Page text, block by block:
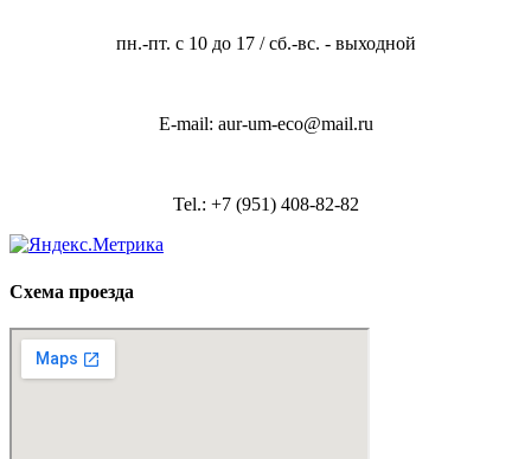
пн.-пт. с 10 до 17 / сб.-вс. - выходной
E-mail: aur-um-eco@mail.ru
Tel.: +7 (951) 408-82-82
Схема проезда